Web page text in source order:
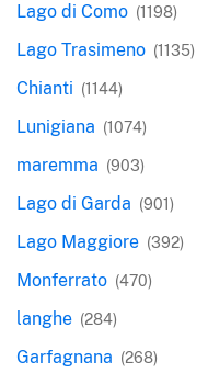
Lago di Como (1198)
Lago Trasimeno (1135)
Chianti (1144)
Lunigiana (1074)
maremma (903)
Lago di Garda (901)
Lago Maggiore (392)
Monferrato (470)
langhe (284)
Garfagnana (268)